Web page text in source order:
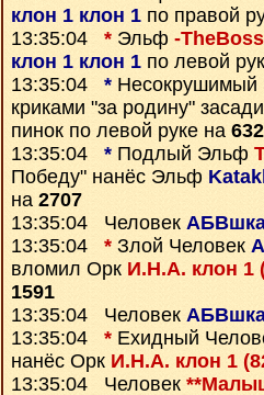
клон 1 клон 1 по правой
13:35:04 * Эльф -
клон 1 клон 1 по левой
13:35:04 *
криками "за родину"
пинок по левой руке на
13:35:04 * Подлый Эльф
Победу" нанёс Эльф
на 2707
13:35:04 Человек
13:35:04 * Злой Человек
вломил Орк И.Н.А. клон 1
1591
13:35:04 Человек
13:35:04 * Ехидный
нанёс Орк И.Н.А. клон 1
13:35:04 Человек